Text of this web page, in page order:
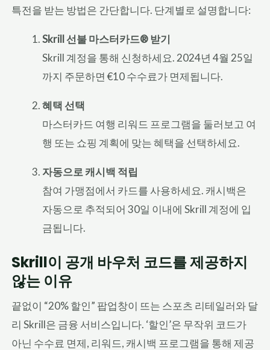
특전을 받는 방법은 간단합니다. 단계별로 설명합니다:
Skrill 선불 마스터카드® 받기
Skrill 계정을 통해 신청하세요. 2024년 4월 25일
까지 주문하면 €10 수수료가 면제됩니다.
혜택 선택
마스터카드 여행 리워드 프로그램을 둘러보고 여
행 또는 쇼핑 계획에 맞는 혜택을 선택하세요.
자동으로 캐시백 적립
참여 가맹점에서 카드를 사용하세요. 캐시백은
자동으로 추적되어 30일 이내에 Skrill 계정에 입
금됩니다.
Skrill이 공개 바우처 코드를 제공하지
않는 이유
끝없이 “20% 할인” 팝업창이 뜨는 스포츠 리테일러와 달
리 Skrill은 금융 서비스입니다. ‘할인’은 무작위 코드가
아닌 수수료 면제, 리워드, 캐시백 프로그램을 통해 제공